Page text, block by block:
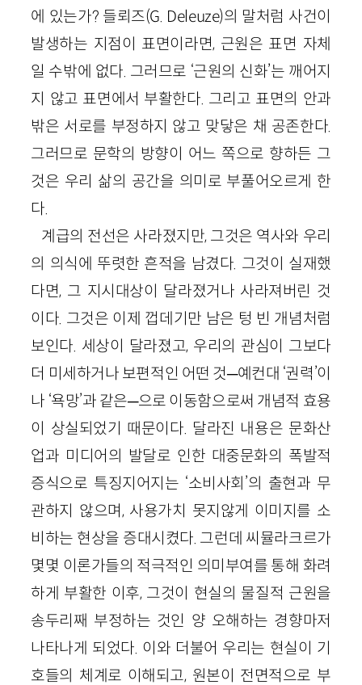
에 있는가? 들뢰즈(G. Deleuze)의 말처럼 사건이
발생하는 지점이 표면이라면, 근원은 표면 자체
일 수밖에 없다. 그러므로 ‘근원의 신화’는 깨어지
지 않고 표면에서 부활한다. 그리고 표면의 안과
밖은 서로를 부정하지 않고 맞닿은 채 공존한다.
그러므로 문학의 방향이 어느 쪽으로 향하든 그
것은 우리 삶의 공간을 의미로 부풀어오르게 한
다.
계급의 전선은 사라졌지만, 그것은 역사와 우리
의 의식에 뚜렷한 흔적을 남겼다. 그것이 실재했
다면, 그 지시대상이 달라졌거나 사라져버린 것
이다. 그것은 이제 껍데기만 남은 텅 빈 개념처럼
보인다. 세상이 달라졌고, 우리의 관심이 그보다
더 미세하거나 보편적인 어떤 것─예컨대 ‘권력’이
나 ‘욕망’과 같은─으로 이동함으로써 개념적 효용
이 상실되었기 때문이다. 달라진 내용은 문화산
업과 미디어의 발달로 인한 대중문화의 폭발적
증식으로 특징지어지는 ‘소비사회’의 출현과 무
관하지 않으며, 사용가치 못지않게 이미지를 소
비하는 현상을 증대시켰다. 그런데 씨뮬라크르가
몇몇 이론가들의 적극적인 의미부여를 통해 화려
하게 부활한 이후, 그것이 현실의 물질적 근원을
송두리째 부정하는 것인 양 오해하는 경향마저
나타나게 되었다. 이와 더불어 우리는 현실이 기
호들의 체계로 이해되고, 원본이 전면적으로 부